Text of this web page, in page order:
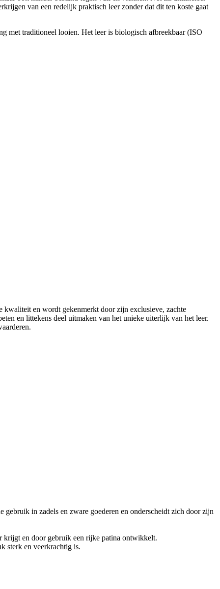
van een redelijk praktisch leer zonder dat dit ten koste gaat
met traditioneel looien. Het leer is biologisch afbreekbaar (ISO
en wordt gekenmerkt door zijn exclusieve, zachte
en littekens deel uitmaken van het unieke uiterlijk van het leer.
gebruik in zadels en zware goederen en onderscheidt zich door zijn
krijgt en door gebruik een rijke patina ontwikkelt.
sterk en veerkrachtig is.